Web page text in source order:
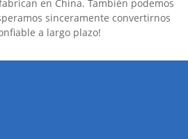
en China. También podemos
sinceramente convertirnos
a largo plazo!